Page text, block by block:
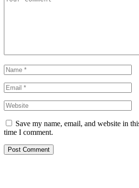
Save my name, email, and website in
time I comment.